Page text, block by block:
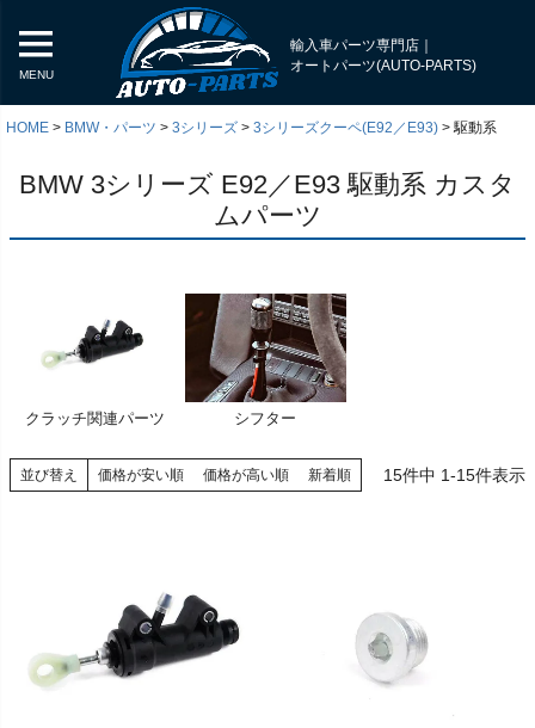
MENU
輸入車パーツ専門店｜
オートパーツ(AUTO-PARTS)
HOME BMW・パーツ 3シリーズ 3シリーズクーペ(E92／E93) 駆動系
BMW 3シリーズ E92／E93 駆動系 カスタ
ムパーツ
クラッチ関連パーツ シフター
並び替え 価格が安い順 価格が高い順 新着順 15件中 1-15件表示